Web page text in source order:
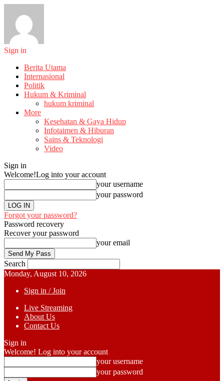
Sign in
Berita Utama
Internasional
Politik
Hukum & Kriminal
hukum kriminal
More
Kesehatan & Gaya Hidup
Infotaimen & Hiburan
Sains & Teknologi
Video
Sign in
Welcome!Log into your account
your username
your password
Forgot your password?
Password recovery
Recover your password
your email
Search
Monday, August 10, 2026
Sign in / Join
Live Streaming
About Us
Contact Us
Sign in
Welcome! Log into your account
your username
your password